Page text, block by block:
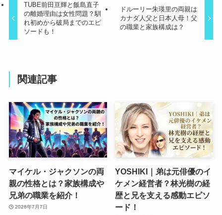
TUBE前田亘輝と飯島直子
の離婚理由は女性問題？馴
れ初めから破局までのエピ
ソードも！
ドルーリー朱瑛里の両親は
カナダ人父と日本人母！父
の職業と家族構成は？
関連記事
マイケル・ジャクソンの両
親の性格とは？家族構成や
兄弟の職業を紹介！
2026年7月7日
YOSHIKI｜弟は元俳優のイ
ケメン経営者？林光樹の経
歴と兄を支える感動エピソ
ード！